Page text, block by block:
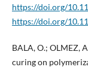
https://doi.org/
https://doi.org/
BALA, O.; OLMEZ,
curing on